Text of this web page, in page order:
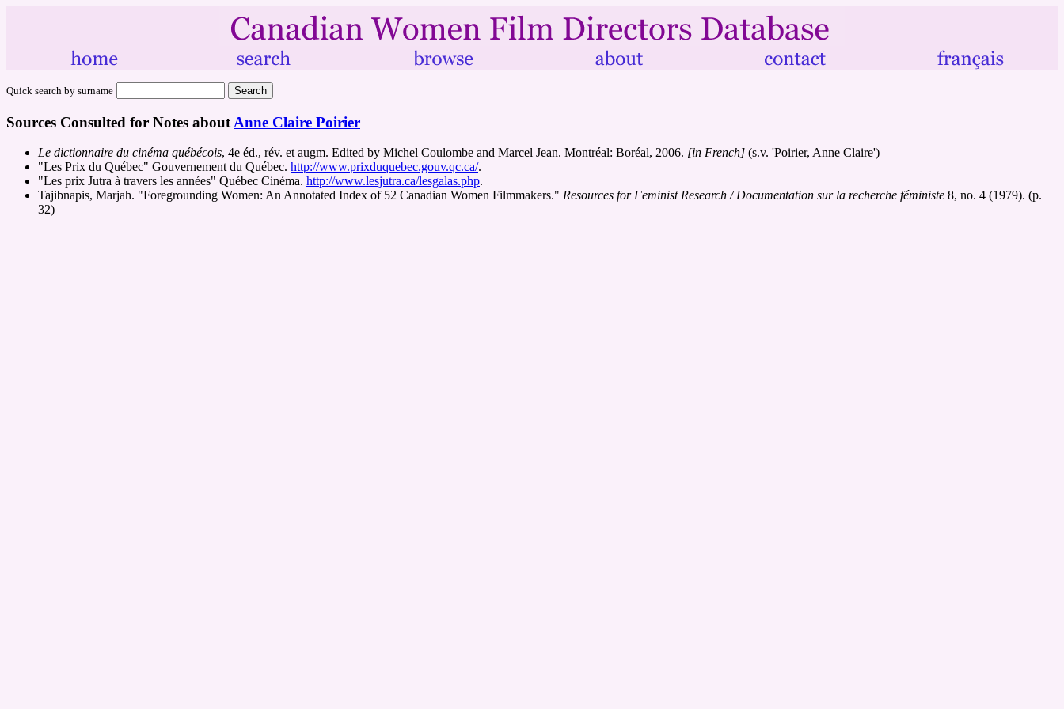
Quick search by surname
Sources Consulted for Notes about Anne Claire Poirier
Le dictionnaire du cinéma québécois, 4e éd., rév. et augm. Edited by Michel Coulombe and Marcel Jean. Montréal: Boréal, 2006. [in French] (s.v. 'Poirier, Anne Claire')
"Les Prix du Québec" Gouvernement du Québec. http://www.prixduquebec.gouv.qc.ca/.
"Les prix Jutra à travers les années" Québec Cinéma. http://www.lesjutra.ca/lesgalas.php.
Tajibnapis, Marjah. "Foregrounding Women: An Annotated Index of 52 Canadian Women Filmmakers." Resources for Feminist Research / Documentation sur la recherche féministe 8, no. 4 (1979). (p.
32)